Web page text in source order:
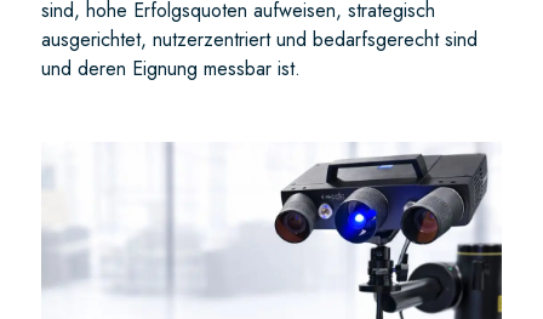
sind, hohe Erfolgsquoten aufweisen, strategisch
ausgerichtet, nutzerzentriert und bedarfsgerecht sind
und deren Eignung messbar ist.